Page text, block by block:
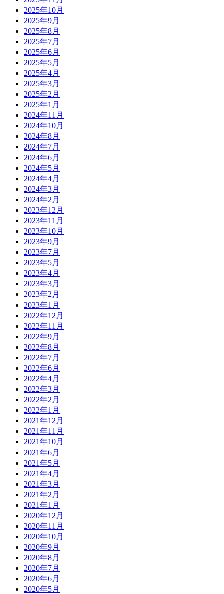
2025年10月
2025年9月
2025年8月
2025年7月
2025年6月
2025年5月
2025年4月
2025年3月
2025年2月
2025年1月
2024年11月
2024年10月
2024年8月
2024年7月
2024年6月
2024年5月
2024年4月
2024年3月
2024年2月
2023年12月
2023年11月
2023年10月
2023年9月
2023年7月
2023年5月
2023年4月
2023年3月
2023年2月
2023年1月
2022年12月
2022年11月
2022年9月
2022年8月
2022年7月
2022年6月
2022年4月
2022年3月
2022年2月
2022年1月
2021年12月
2021年11月
2021年10月
2021年6月
2021年5月
2021年4月
2021年3月
2021年2月
2021年1月
2020年12月
2020年11月
2020年10月
2020年9月
2020年8月
2020年7月
2020年6月
2020年5月